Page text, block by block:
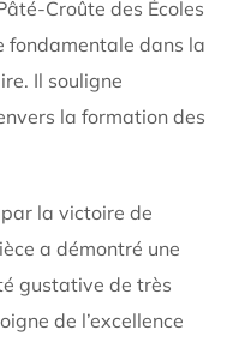
Croûte des Écoles
fondamentale dans la
Il souligne
la formation des
la victoire de
a démontré une
gustative de très
de l’excellence